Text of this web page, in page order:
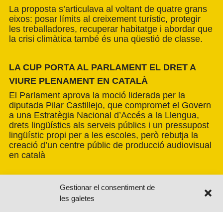
Gestionar el consentiment de
les galetes
La proposta s’articulava al voltant de quatre grans
eixos: posar límits al creixement turístic, protegir
les treballadores, recuperar habitatge i abordar que
la crisi climàtica també és una qüestió de classe.
LA CUP PORTA AL PARLAMENT EL DRET A
VIURE PLENAMENT EN CATALÀ
El Parlament aprova la moció liderada per la
diputada Pilar Castillejo, que compromet el Govern
a una Estratègia Nacional d’Accés a la Llengua,
drets lingüístics als serveis públics i un pressupost
lingüístic propi per a les escoles, però rebutja la
creació d’un centre públic de producció audiovisual
en català